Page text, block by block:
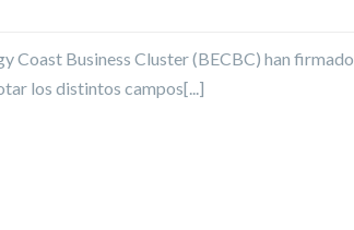
Coast Business Cluster (BECBC) han firmado
los distintos campos[...]